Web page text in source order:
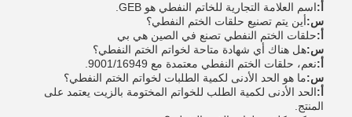
أ:اسم العلامة التجارية للخاتم النفطي هو GEB.
س:أين يتم تصنيع حلقات الختم النفطي؟
أ:حلقات الختم النفطي تصنع في الصين هي بي
س:هل هناك أي شهادة متاحة لخواتم الختم النفطي؟
أ:نعم، حلقات الختم النفطي معتمدة مع 9001/16949.
س:ما هو الحد الأدنى لكمية الطلبات لخواتم الختم النفطي؟
أ:الحد الأدنى لكمية الطلب للخواتم المختومة بالزيت يعتمد على
المنتج.